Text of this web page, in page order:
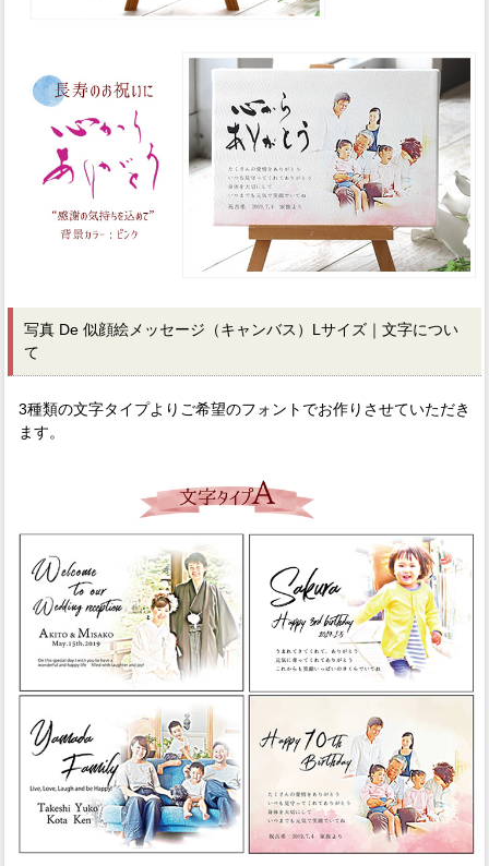
写真 De 似顔絵メッセージ（キャンバス）Lサイズ｜文字につい
て
3種類の文字タイプよりご希望のフォントでお作りさせていただき
ます。